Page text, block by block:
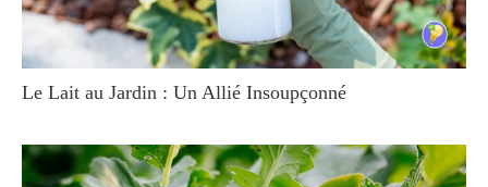
Le Lait au Jardin : Un Allié Insoupçonné